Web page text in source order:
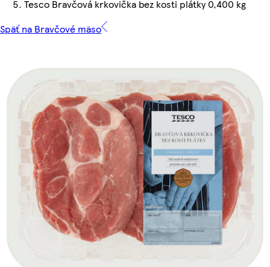
Tesco Bravčová krkovička bez kosti plátky 0,400 kg
Späť na Bravčové mäso